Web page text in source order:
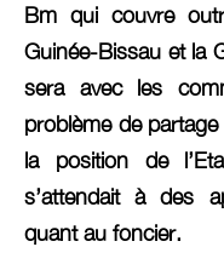
Bm qui couvre
Guinée-Bissau et la
sera avec les
problème de
la position de
s’attendait à des
quant au foncier.